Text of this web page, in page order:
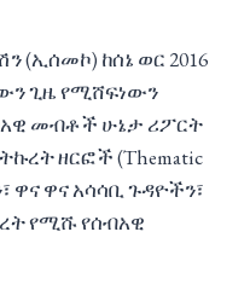
ከሰኔ ወር 2016
ጊዜ የሚሸፍነውን
መብቶች ሁኔታ ሪፖርት
ዘርፎች (Thematic
ዋና ዋና አሳሳቢ ጉዳዮችን፣
የሚሹ የሰብአዊ